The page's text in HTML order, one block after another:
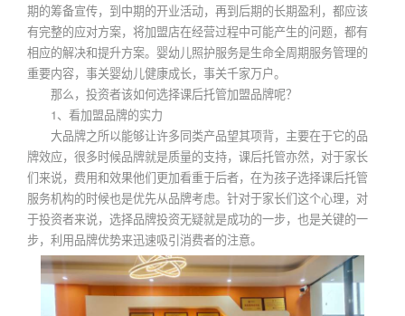
期的筹备宣传，到中期的开业活动，再到后期的长期盈利，都应该
有完整的应对方案，将加盟店在经营过程中可能产生的问题，都有
相应的解决和提升方案。婴幼儿照护服务是生命全周期服务管理的
重要内容，事关婴幼儿健康成长，事关千家万户。
那么，投资者该如何选择课后托管加盟品牌呢？
1、看加盟品牌的实力
大品牌之所以能够让许多同类产品望其项背，主要在于它的品
牌效应，很多时候品牌就是质量的支持，课后托管亦然，对于家长
们来说，费用和效果他们更加看重于后者，在为孩子选择课后托管
服务机构的时候也是优先从品牌考虑。针对于家长们这个心理，对
于投资者来说，选择品牌投资无疑就是成功的一步，也是关键的一
步，利用品牌优势来迅速吸引消费者的注意。